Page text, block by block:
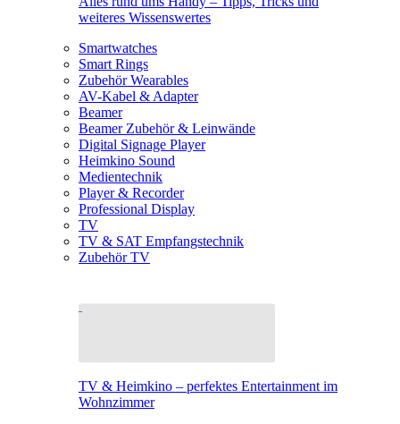
weiteres Wissenswertes
Smartwatches
Smart Rings
Zubehör Wearables
AV-Kabel & Adapter
Beamer
Beamer Zubehör & Leinwände
Digital Signage Player
Heimkino Sound
Medientechnik
Player & Recorder
Professional Display
TV
TV & SAT Empfangstechnik
Zubehör TV
TV & Heimkino – perfektes Entertainment im
Wohnzimmer